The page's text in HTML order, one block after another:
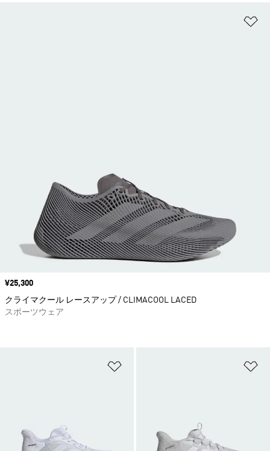
価格
¥25,300
クライマクール レースアップ / CLIMACOOL LACED
スポーツウェア